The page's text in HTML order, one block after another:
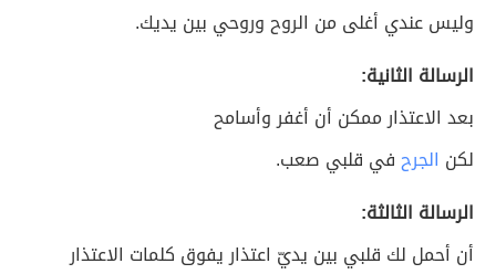
وليس عندي أغلى من الروح وروحي بين يديك.
الرسالة الثانية:
بعد الاعتذار ممكن أن أغفر وأسامح
لكن الجرحفي قلبي صعب.
الرسالة الثالثة:
أن أحمل لك قلبي بين يديّ اعتذار يفوق كلمات الاعتذار